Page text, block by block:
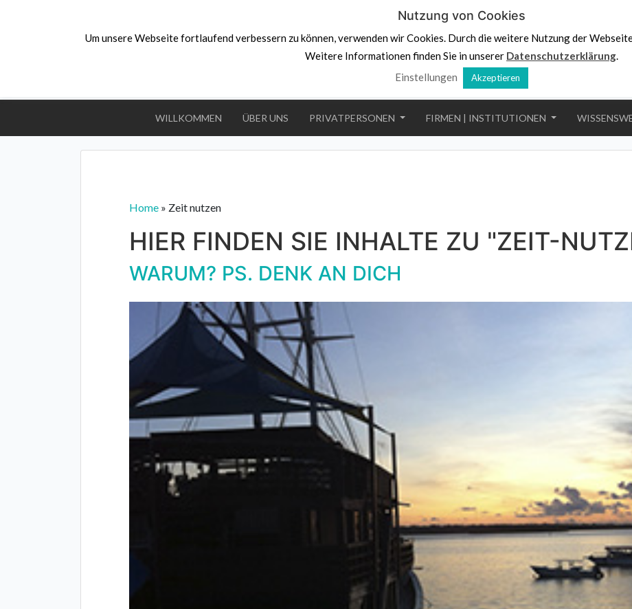
PS.Denk an dich
WILLKOMMEN ÜBER UNS PRIVATPERSONEN FIRMEN | INSTITUTIONEN
Home » Zeit nutzen
HIER FINDEN SIE INHALTE ZU "ZEIT-
WARUM? PS. DENK AN DICH
Nutzung von Cookies
Um unsere Webseite fortlaufend verbessern zu können, verwenden wir Cookies. Durch die weitere Nutzung der
Weitere Informationen finden Sie in unserer Datenschutzerklärung.
Einstellungen
Akzeptieren